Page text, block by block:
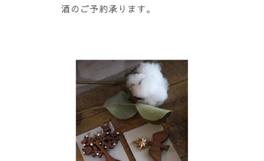
酒のご予約承ります。